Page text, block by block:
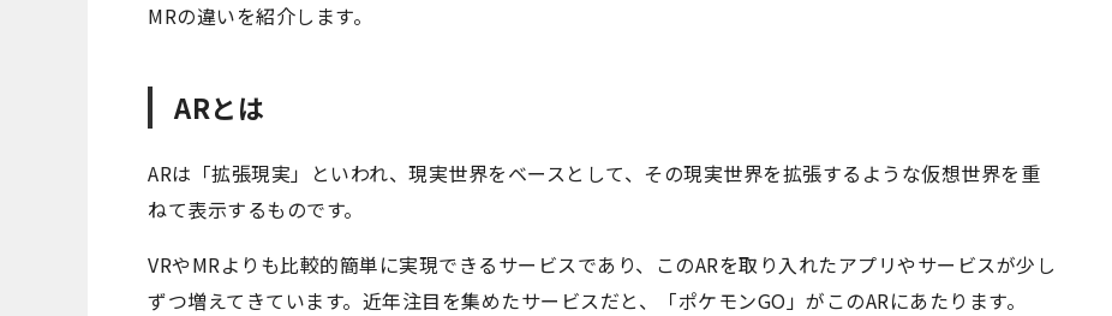
MRの違いを紹介します。
ARとは
ARは「拡張現実」といわれ、現実世界をベースとして、その現実世界を拡張するような仮想世界を重
ねて表示するものです。
VRやMRよりも比較的簡単に実現できるサービスであり、このARを取り入れたアプリやサービスが少し
ずつ増えてきています。近年注目を集めたサービスだと、「ポケモンGO」がこのARにあたります。